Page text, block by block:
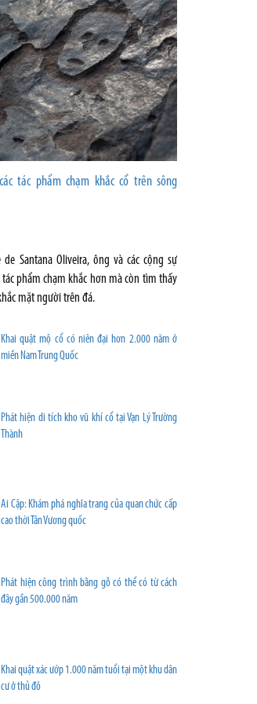
tác phẩm chạm khắc cổ trên sông
Santana Oliveira, ông và các cộng sự
phẩm chạm khắc hơn mà còn tìm thấy
mặt người trên đá.
Khai quật mộ cổ có niên đại hơn 2.000 năm ở
miền Nam Trung Quốc
Phát hiện di tích kho vũ khí cổ tại Vạn Lý Trường
Thành
Ai Cập: Khám phá nghĩa trang của quan chức cấp
cao thời Tân Vương quốc
Phát hiện công trình bằng gỗ có thể có từ cách
đây gần 500.000 năm
Khai quật xác ướp 1.000 năm tuổi tại một khu dân
cư ở thủ đô